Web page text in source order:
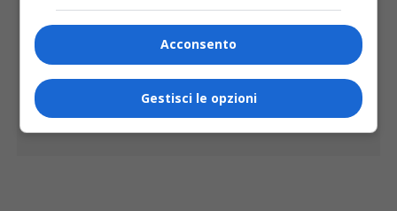
Acconsento
Gestisci le opzioni